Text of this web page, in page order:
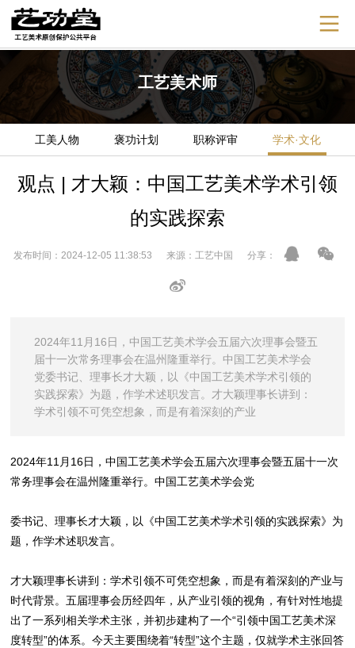
工艺美术师
工美人物 褒功计划 职称评审 学术·文化
观点 | 才大颖：中国工艺美术学术引领
的实践探索
发布时间：2024-12-05 11:38:53 来源：工艺中国 分享：
2024年11月16日，中国工艺美术学会五届六次理事会暨五
届十一次常务理事会在温州隆重举行。中国工艺美术学会
党委书记、理事长才大颖，以《中国工艺美术学术引领的
实践探索》为题，作学术述职发言。才大颖理事长讲到：
学术引领不可凭空想象，而是有着深刻的产业
2024年11月16日，中国工艺美术学会五届六次理事会暨五届十一次
常务理事会在温州隆重举行。中国工艺美术学会党
委书记、理事长才大颖，以《中国工艺美术学术引领的实践探索》为
题，作学术述职发言。
才大颖理事长讲到：学术引领不可凭空想象，而是有着深刻的产业与
时代背景。五届理事会历经四年，从产业引领的视角，有针对性地提
出了一系列相关学术主张，并初步建构了一个“引领中国工艺美术深
度转型”的体系。今天主要围绕着“转型”这个主题，仅就学术主张回答